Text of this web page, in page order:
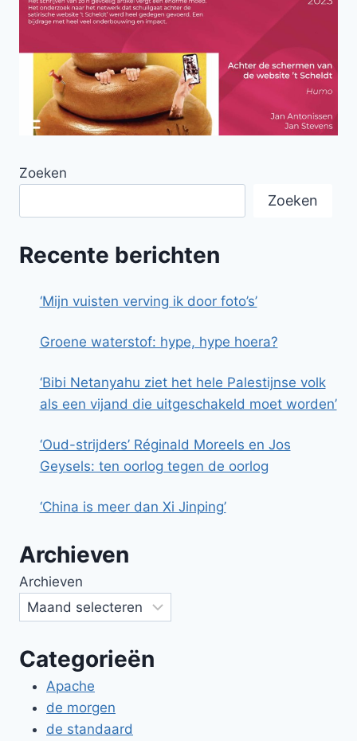
Zoeken
Zoeken
Recente berichten
‘Mijn vuisten verving ik door foto’s’
Groene waterstof: hype, hype hoera?
‘Bibi Netanyahu ziet het hele Palestijnse volk
als een vijand die uitgeschakeld moet worden’
‘Oud-strijders’ Réginald Moreels en Jos
Geysels: ten oorlog tegen de oorlog
‘China is meer dan Xi Jinping’
Archieven
Archieven
Categorieën
Apache
de morgen
de standaard